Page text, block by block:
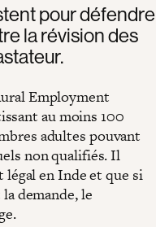
pour défendre
la révision des
Employment
au moins 100
adultes pouvant
non qualifiés. Il
en Inde et que si
demande, le